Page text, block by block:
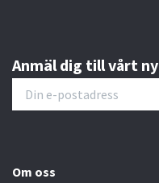
Anmäl dig till vårt
Om oss